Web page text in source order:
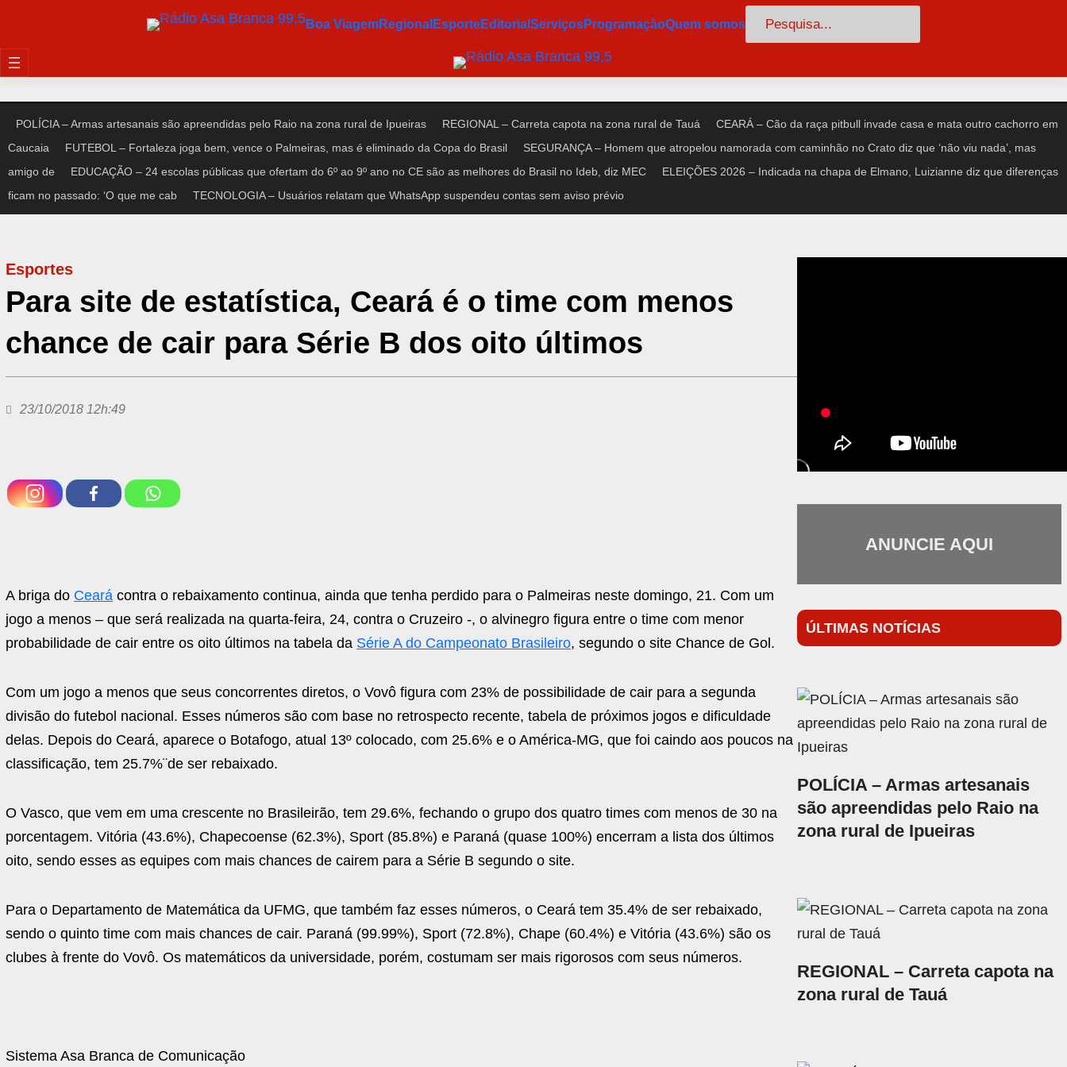
Boa ViagemRegional EsporteEditorial ServiçosProgramaçãoQuem somos Pesquisar
POLÍCIA – Armas artesanais são apreendidas pelo Raio na zona rural de Ipueiras REGIONAL – Carreta capota na zona rural de Tauá
CEARÁ – Cão da raça pitbull invade casa e mata outro cachorro em
Caucaia
FUTEBOL – Fortaleza joga bem, vence o Palmeiras, mas é eliminado da Copa do Brasil
SEGURANÇA – Homem que atropelou namorada com caminhão no Crato diz que ‘não viu nada’, mas
amigo de
EDUCAÇÃO – 24 escolas públicas que ofertam do 6º ao 9º ano no CE são as melhores do Brasil no Ideb, diz MEC
ELEIÇÕES 2026 – Indicada na chapa de Elmano, Luizianne diz que diferenças
ficam no passado: ‘O que me cab
TECNOLOGIA – Usuários relatam que WhatsApp suspendeu contas sem aviso prévio
Esportes
Para site de estatística, Ceará é o time com menos
chance de cair para Série B dos oito últimos
23/10/2018 12h:49
A briga do Ceará contra o rebaixamento continua, ainda que tenha perdido para o Palmeiras neste domingo, 21. Com um
jogo a menos – que será realizada na quarta-feira, 24, contra o Cruzeiro -, o alvinegro figura entre o time com menor
probabilidade de cair entre os oito últimos na tabela da Série A do Campeonato Brasileiro, segundo o site Chance de Gol.
Com um jogo a menos que seus concorrentes diretos, o Vovô figura com 23% de possibilidade de cair para a segunda
divisão do futebol nacional. Esses números são com base no retrospecto recente, tabela de próximos jogos e dificuldade
delas. Depois do Ceará, aparece o Botafogo, atual 13º colocado, com 25.6% e o América-MG, que foi caindo aos poucos na
classificação, tem 25.7%¨de ser rebaixado.
O Vasco, que vem em uma crescente no Brasileirão, tem 29.6%, fechando o grupo dos quatro times com menos de 30 na
porcentagem. Vitória (43.6%), Chapecoense (62.3%), Sport (85.8%) e Paraná (quase 100%) encerram a lista dos últimos
oito, sendo esses as equipes com mais chances de cairem para a Série B segundo o site.
Para o Departamento de Matemática da UFMG, que também faz esses números, o Ceará tem 35.4% de ser rebaixado,
sendo o quinto time com mais chances de cair. Paraná (99.99%), Sport (72.8%), Chape (60.4%) e Vitória (43.6%) são os
clubes à frente do Vovô. Os matemáticos da universidade, porém, costumam ser mais rigorosos com seus números.
Sistema Asa Branca de Comunicação
ANUNCIE AQUI
ÚLTIMAS NOTÍCIAS
POLÍCIA – Armas artesanais
são apreendidas pelo Raio na
zona rural de Ipueiras
REGIONAL – Carreta capota na
zona rural de Tauá